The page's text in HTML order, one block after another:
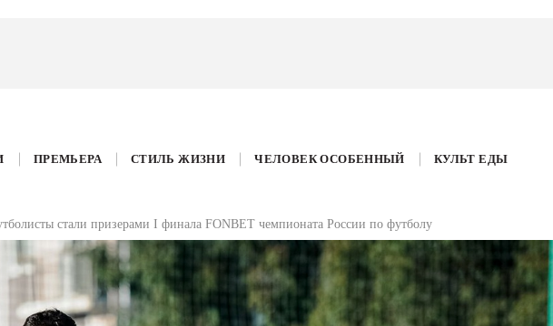
ПРЕМЬЕРА СТИЛЬ ЖИЗНИ ЧЕЛОВЕК ОСОБЕННЫЙ КУЛЬТ ЕДЫ
стали призерами I финала FONBET чемпионата России по футболу